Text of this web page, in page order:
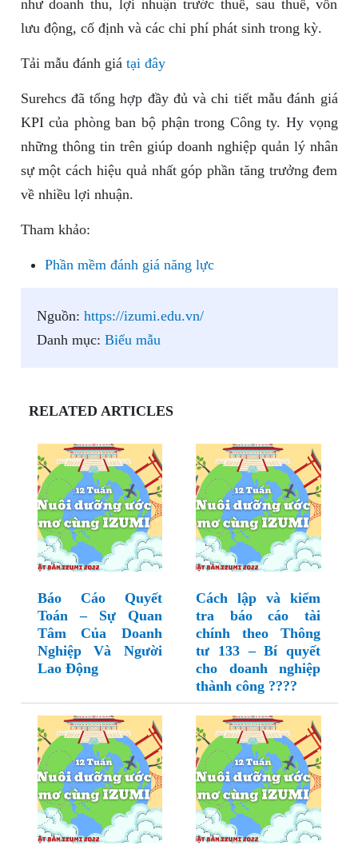
như doanh thu, lợi nhuận trước thuế, sau thuế, vốn
lưu động, cố định và các chi phí phát sinh trong kỳ.
Tải mẫu đánh giá tại đây
Surehcs đã tổng hợp đầy đủ và chi tiết mẫu đánh giá
KPI của phòng ban bộ phận trong Công ty. Hy vọng
những thông tin trên giúp doanh nghiệp quản lý nhân
sự một cách hiệu quả nhất góp phần tăng trưởng đem
về nhiều lợi nhuận.
Tham khảo:
Phần mềm đánh giá năng lực
Nguồn: https://izumi.edu.vn/
Danh mục: Biểu mẫu
RELATED ARTICLES
Báo Cáo Quyết
Toán – Sự Quan
Tâm Của Doanh
Nghiệp Và Người
Lao Động
Cách lập và kiểm
tra báo cáo tài
chính theo Thông
tư 133 – Bí quyết
cho doanh nghiệp
thành công ????